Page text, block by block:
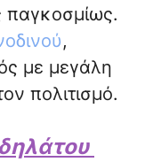
παγκοσμίως.
,
με μεγάλη
πολιτισμό.